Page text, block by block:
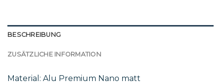
BESCHREIBUNG
ZUSÄTZLICHE INFORMATION
Material: Alu Premium Nano matt